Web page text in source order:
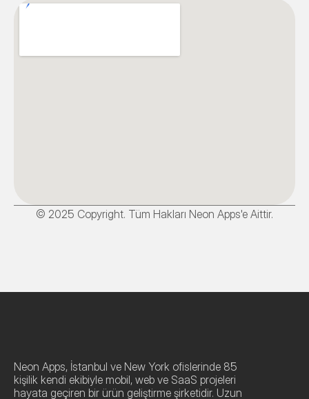
© 2025 Copyright. Tüm Hakları Neon Apps'e Aittir.
Neon Apps, İstanbul ve New York ofislerinde 85
kişilik kendi ekibiyle mobil, web ve SaaS projeleri
hayata geçiren bir ürün geliştirme şirketidir. Uzun